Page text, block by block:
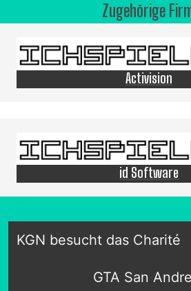
Zugehörige
Activision
id Software
KGN besucht das Charité
GTA San